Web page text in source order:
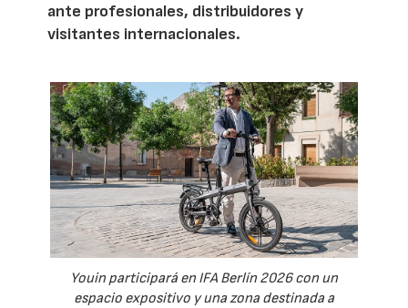
ante profesionales, distribuidores y
visitantes internacionales.
Youin participará en IFA Berlín 2026 con un
espacio expositivo y una zona destinada a